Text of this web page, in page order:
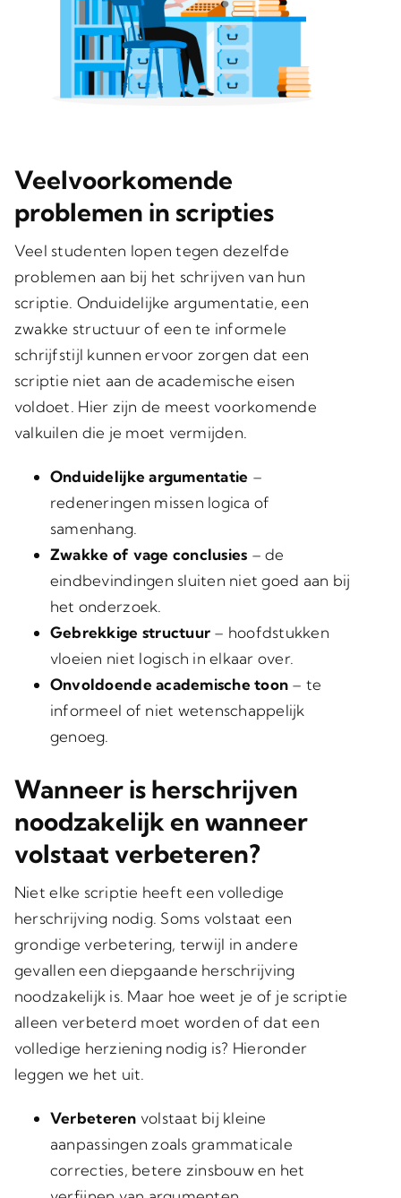
Veelvoorkomende
problemen in scripties
Veel studenten lopen tegen dezelfde
problemen aan bij het schrijven van hun
scriptie. Onduidelijke argumentatie, een
zwakke structuur of een te informele
schrijfstijl kunnen ervoor zorgen dat een
scriptie niet aan de academische eisen
voldoet. Hier zijn de meest voorkomende
valkuilen die je moet vermijden.
Onduidelijke argumentatie –
redeneringen missen logica of
samenhang.
Zwakke of vage conclusies – de
eindbevindingen sluiten niet goed aan bij
het onderzoek.
Gebrekkige structuur – hoofdstukken
vloeien niet logisch in elkaar over.
Onvoldoende academische toon – te
informeel of niet wetenschappelijk
genoeg.
Wanneer is herschrijven
noodzakelijk en wanneer
volstaat verbeteren?
Niet elke scriptie heeft een volledige
herschrijving nodig. Soms volstaat een
grondige verbetering, terwijl in andere
gevallen een diepgaande herschrijving
noodzakelijk is. Maar hoe weet je of je scriptie
alleen verbeterd moet worden of dat een
volledige herziening nodig is? Hieronder
leggen we het uit.
Verbeteren volstaat bij kleine
aanpassingen zoals grammaticale
correcties, betere zinsbouw en het